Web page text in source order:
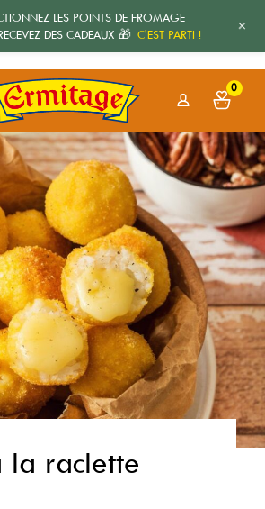
0
la raclette
LES POINTS DE FROMAGE
DES CADEAUX 🎁 C'EST PARTI ! +